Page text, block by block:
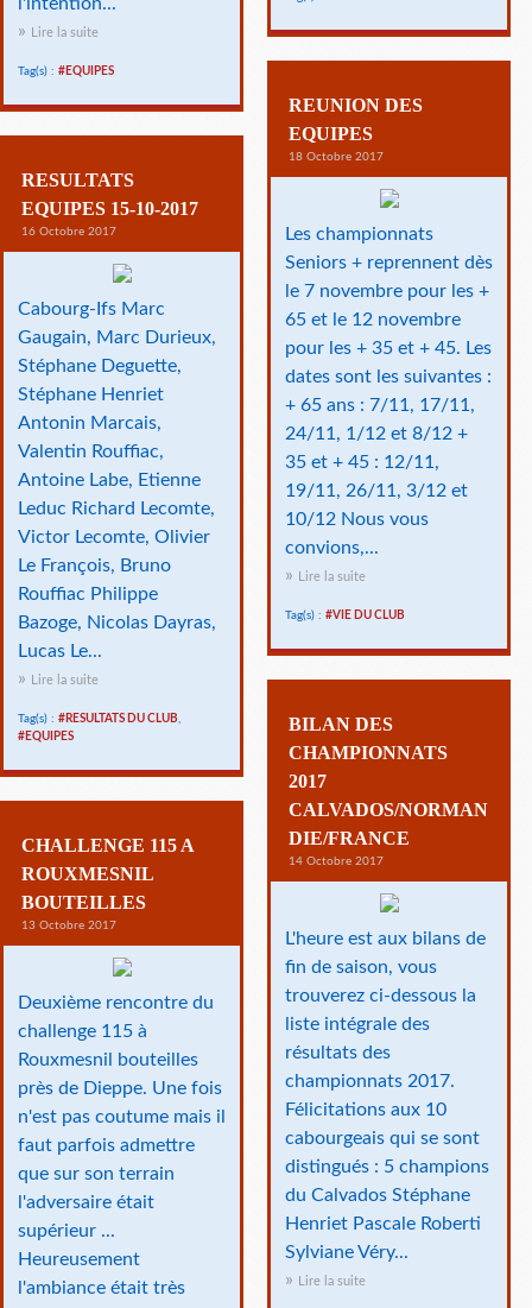
l'intention...
Lire la suite
Tag(s) : #EQUIPES
REUNION DES
EQUIPES
18 Octobre 2017
Les championnats
Seniors + reprennent dès
le 7 novembre pour les +
65 et le 12 novembre
pour les + 35 et + 45. Les
dates sont les suivantes :
+ 65 ans : 7/11, 17/11,
24/11, 1/12 et 8/12 +
35 et + 45 : 12/11,
19/11, 26/11, 3/12 et
10/12 Nous vous
convions,...
Lire la suite
Tag(s) : #VIE DU CLUB
RESULTATS
EQUIPES 15-10-2017
16 Octobre 2017
Cabourg-Ifs Marc
Gaugain, Marc Durieux,
Stéphane Deguette,
Stéphane Henriet
Antonin Marcais,
Valentin Rouffiac,
Antoine Labe, Etienne
Leduc Richard Lecomte,
Victor Lecomte, Olivier
Le François, Bruno
Rouffiac Philippe
Bazoge, Nicolas Dayras,
Lucas Le...
Lire la suite
Tag(s) : #RESULTATS DU CLUB,
#EQUIPES
BILAN DES
CHAMPIONNATS
2017
CALVADOS/NORMAN
DIE/FRANCE
14 Octobre 2017
L'heure est aux bilans de
fin de saison, vous
trouverez ci-dessous la
liste intégrale des
résultats des
championnats 2017.
Félicitations aux 10
cabourgeais qui se sont
distingués : 5 champions
du Calvados Stéphane
Henriet Pascale Roberti
Sylviane Véry...
Lire la suite
CHALLENGE 115 A
ROUXMESNIL
BOUTEILLES
13 Octobre 2017
Deuxième rencontre du
challenge 115 à
Rouxmesnil bouteilles
près de Dieppe. Une fois
n'est pas coutume mais il
faut parfois admettre
que sur son terrain
l'adversaire était
supérieur ...
Heureusement
l'ambiance était très